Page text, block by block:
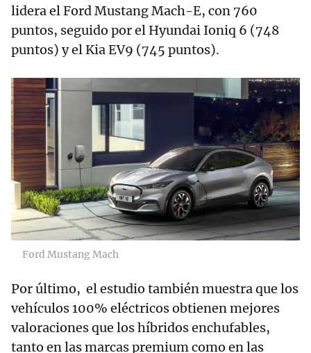
lidera el Ford Mustang Mach-E, con 760
puntos, seguido por el Hyundai Ioniq 6 (748
puntos) y el Kia EV9 (745 puntos).
Ford Mustang Mach
Por último, el estudio también muestra que los
vehículos 100% eléctricos obtienen mejores
valoraciones que los híbridos enchufables,
tanto en las marcas premium como en las